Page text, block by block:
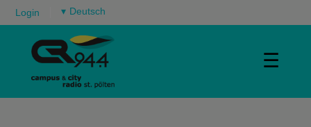
Login ▾
☰